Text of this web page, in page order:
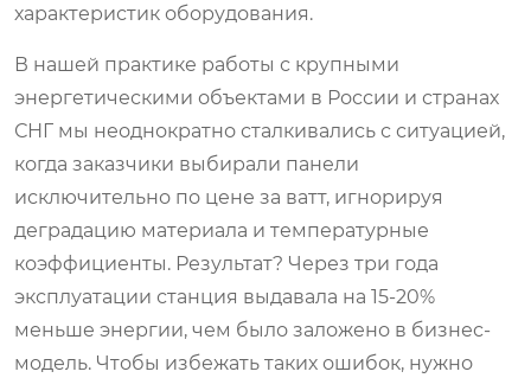
характеристик оборудования.
В нашей практике работы с крупными
энергетическими объектами в России и странах
СНГ мы неоднократно сталкивались с ситуацией,
когда заказчики выбирали панели
исключительно по цене за ватт, игнорируя
деградацию материала и температурные
коэффициенты. Результат? Через три года
эксплуатации станция выдавала на 15-20%
меньше энергии, чем было заложено в бизнес-
модель. Чтобы избежать таких ошибок, нужно